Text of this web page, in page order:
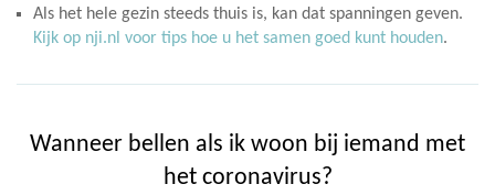
Als het hele gezin steeds thuis is, kan dat spanningen geven.
Kijk op nji.nl voor tips hoe u het samen goed kunt houden.
Wanneer bellen als ik woon bij iemand met
het coronavirus?